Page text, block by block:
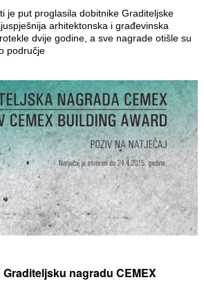
je put proglasila dobitnike Graditeljske
arhitektonska i građevinska
dvije godine, a sve nagrade otišle su
područje
nagradu CEMEX